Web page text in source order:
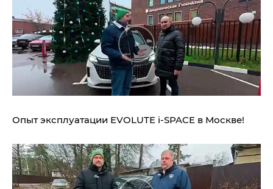
Опыт эксплуатации EVOLUTE i‑SPACE в Москве!